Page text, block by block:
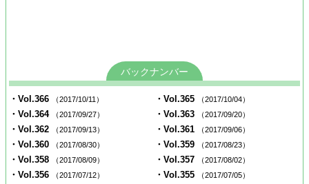
バックナンバー
・Vol.366 （2017/10/11） ・Vol.365 （2017/10/04）
・Vol.364 （2017/09/27） ・Vol.363 （2017/09/20）
・Vol.362 （2017/09/13） ・Vol.361 （2017/09/06）
・Vol.360 （2017/08/30） ・Vol.359 （2017/08/23）
・Vol.358 （2017/08/09） ・Vol.357 （2017/08/02）
・Vol.356 （2017/07/12） ・Vol.355 （2017/07/05）